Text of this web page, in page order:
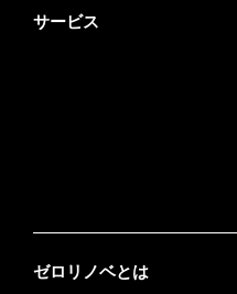
サービス
ゼロリノベとは